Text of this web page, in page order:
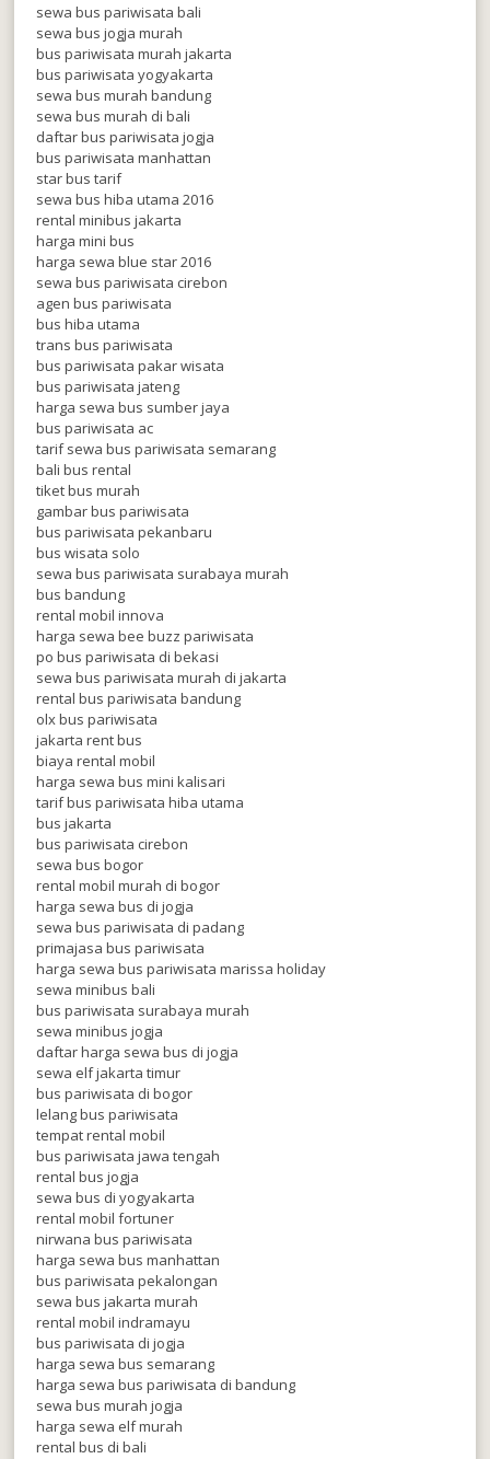
sewa bus pariwisata bali
sewa bus jogja murah
bus pariwisata murah jakarta
bus pariwisata yogyakarta
sewa bus murah bandung
sewa bus murah di bali
daftar bus pariwisata jogja
bus pariwisata manhattan
star bus tarif
sewa bus hiba utama 2016
rental minibus jakarta
harga mini bus
harga sewa blue star 2016
sewa bus pariwisata cirebon
agen bus pariwisata
bus hiba utama
trans bus pariwisata
bus pariwisata pakar wisata
bus pariwisata jateng
harga sewa bus sumber jaya
bus pariwisata ac
tarif sewa bus pariwisata semarang
bali bus rental
tiket bus murah
gambar bus pariwisata
bus pariwisata pekanbaru
bus wisata solo
sewa bus pariwisata surabaya murah
bus bandung
rental mobil innova
harga sewa bee buzz pariwisata
po bus pariwisata di bekasi
sewa bus pariwisata murah di jakarta
rental bus pariwisata bandung
olx bus pariwisata
jakarta rent bus
biaya rental mobil
harga sewa bus mini kalisari
tarif bus pariwisata hiba utama
bus jakarta
bus pariwisata cirebon
sewa bus bogor
rental mobil murah di bogor
harga sewa bus di jogja
sewa bus pariwisata di padang
primajasa bus pariwisata
harga sewa bus pariwisata marissa holiday
sewa minibus bali
bus pariwisata surabaya murah
sewa minibus jogja
daftar harga sewa bus di jogja
sewa elf jakarta timur
bus pariwisata di bogor
lelang bus pariwisata
tempat rental mobil
bus pariwisata jawa tengah
rental bus jogja
sewa bus di yogyakarta
rental mobil fortuner
nirwana bus pariwisata
harga sewa bus manhattan
bus pariwisata pekalongan
sewa bus jakarta murah
rental mobil indramayu
bus pariwisata di jogja
harga sewa bus semarang
harga sewa bus pariwisata di bandung
sewa bus murah jogja
harga sewa elf murah
rental bus di bali